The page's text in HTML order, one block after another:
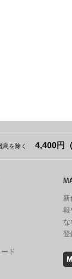
島を除く 4,400円
ド
報
な
登